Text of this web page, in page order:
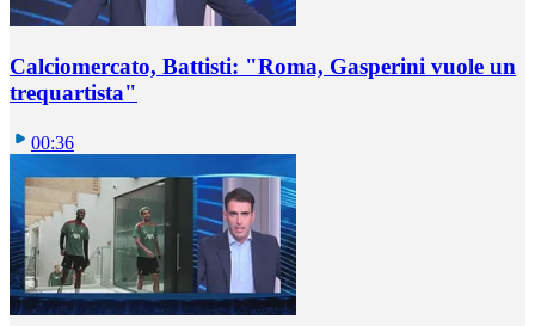
Calciomercato, Battisti: "Roma, Gasperini vuole un
trequartista"
00:36